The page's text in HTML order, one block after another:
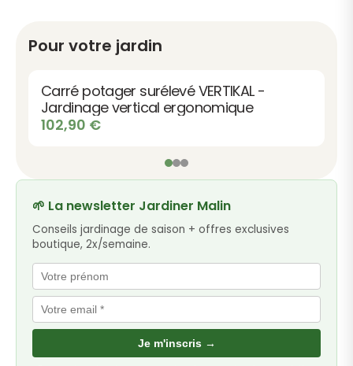
Pour votre jardin
Bac à fleurs rectangulaire en bois
Vendôme
224,90€
était :
224,90 €.
actuel
est :
219,00 €.
🌱 La newsletter Jardiner Malin
Conseils jardinage de saison + offres exclusives
boutique, 2x/semaine.
Je m'inscris →